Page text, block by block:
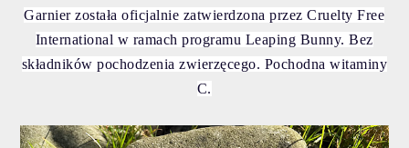
Garnier została oficjalnie zatwierdzona przez Cruelty Free
International w ramach programu Leaping Bunny.Bez
składników pochodzenia zwierzęcego. Pochodna witaminy
C.